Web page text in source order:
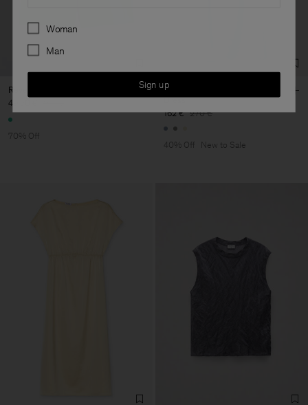
Reversed Stripe Short
49,50 €
70% Off
Gathered Kimono Boatneck
Dress
162 € 270 €
40% Off New to Sale
Preferences
Woman
Man
Sign up